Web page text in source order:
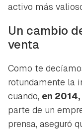
activo más
Un cambio
venta
Como te
rotundamente la
cuando, en
parte de un
prensa, aseguró